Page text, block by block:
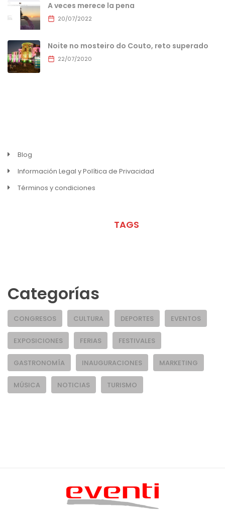
A veces merece la pena
20/07/2022
Noite no mosteiro do Couto, reto superado
22/07/2020
Blog
Información Legal y Política de Privacidad
Términos y condiciones
TAGS
Categorías
CONGRESOS CULTURA DEPORTES EVENTOS
EXPOSICIONES FERIAS FESTIVALES
GASTRONOMÍA INAUGURACIONES MARKETING
MÚSICA NOTICIAS TURISMO